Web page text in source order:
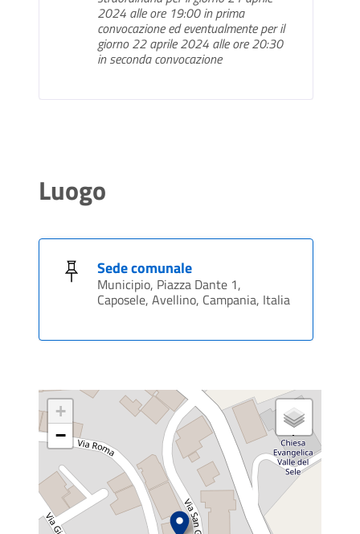
2024 alle ore 19:00 in prima
convocazione ed eventualmente per il
giorno 22 aprile 2024 alle ore 20:30
in seconda convocazione
Luogo
Sede comunale
Municipio, Piazza Dante 1,
Caposele, Avellino, Campania, Italia
+
−